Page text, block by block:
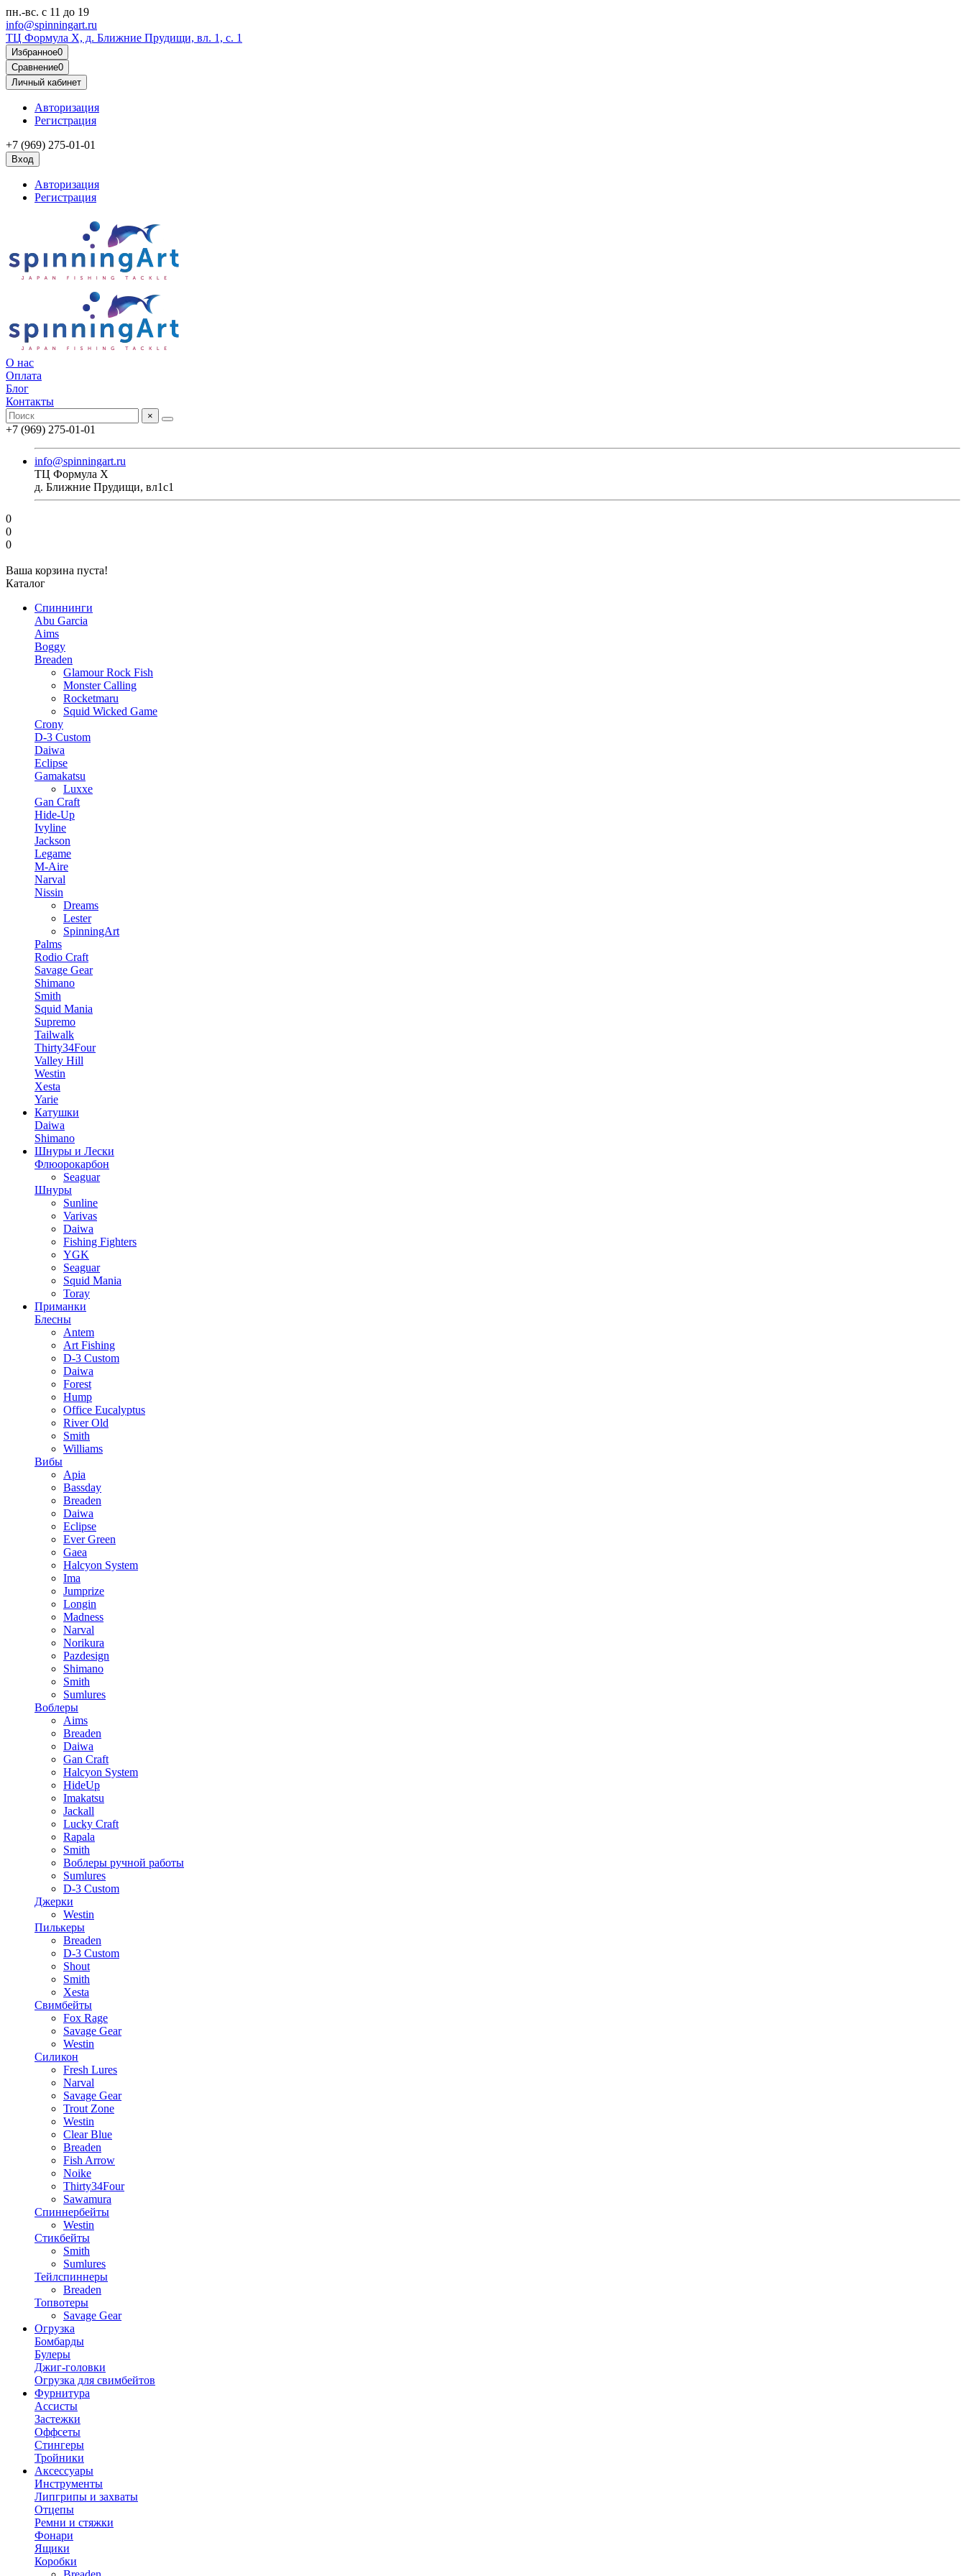
пн.-вс. с 11 до 19
info@spinningart.ru
ТЦ Формула X, д. Ближние Прудищи, вл. 1, с. 1
Избранное0
Сравнение0
Личный кабинет
Авторизация
Регистрация
+7 (969) 275-01-01
Вход
Авторизация
Регистрация
О нас
Оплата
Блог
Контакты
×
+7 (969) 275-01-01
info@spinningart.ru
ТЦ Формула X
д. Ближние Прудищи, вл1с1
0
0
0
Ваша корзина пуста!
Каталог
Спиннинги
Abu Garcia
Aims
Boggy
Breaden
Glamour Rock Fish
Monster Calling
Rocketmaru
Squid Wicked Game
Crony
D-3 Custom
Daiwa
Eclipse
Gamakatsu
Luxxe
Gan Craft
Hide-Up
Ivyline
Jackson
Legame
M-Aire
Narval
Nissin
Dreams
Lester
SpinningArt
Palms
Rodio Craft
Savage Gear
Shimano
Smith
Squid Mania
Supremo
Tailwalk
Thirty34Four
Valley Hill
Westin
Xesta
Yarie
Катушки
Daiwa
Shimano
Шнуры и Лески
Флюорокарбон
Seaguar
Шнуры
Sunline
Varivas
Daiwa
Fishing Fighters
YGK
Seaguar
Squid Mania
Toray
Приманки
Блесны
Antem
Art Fishing
D-3 Custom
Daiwa
Forest
Hump
Office Eucalyptus
River Old
Smith
Williams
Вибы
Apia
Bassday
Breaden
Daiwa
Eclipse
Ever Green
Gaea
Halcyon System
Ima
Jumprize
Longin
Madness
Narval
Norikura
Pazdesign
Shimano
Smith
Sumlures
Воблеры
Aims
Breaden
Daiwa
Gan Craft
Halcyon System
HideUp
Imakatsu
Jackall
Lucky Craft
Rapala
Smith
Воблеры ручной работы
Sumlures
D-3 Custom
Джерки
Westin
Пилькеры
Breaden
D-3 Custom
Shout
Smith
Xesta
Свимбейты
Fox Rage
Savage Gear
Westin
Силикон
Fresh Lures
Narval
Savage Gear
Trout Zone
Westin
Clear Blue
Breaden
Fish Arrow
Noike
Thirty34Four
Sawamura
Спиннербейты
Westin
Стикбейты
Smith
Sumlures
Тейлспиннеры
Breaden
Топвотеры
Savage Gear
Огрузка
Бомбарды
Булеры
Джиг-головки
Огрузка для свимбейтов
Фурнитура
Ассисты
Застежки
Оффсеты
Стингеры
Тройники
Аксессуары
Инструменты
Липгрипы и захваты
Отцепы
Ремни и стяжки
Фонари
Ящики
Коробки